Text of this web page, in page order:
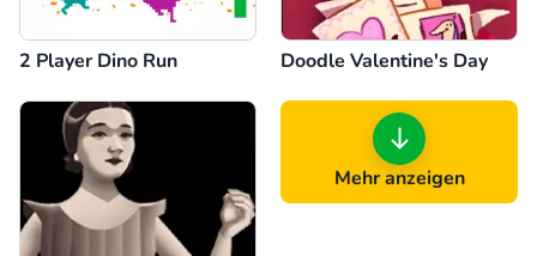
2 Player Dino Run Doodle Valentine's Day
Mehr anzeigen